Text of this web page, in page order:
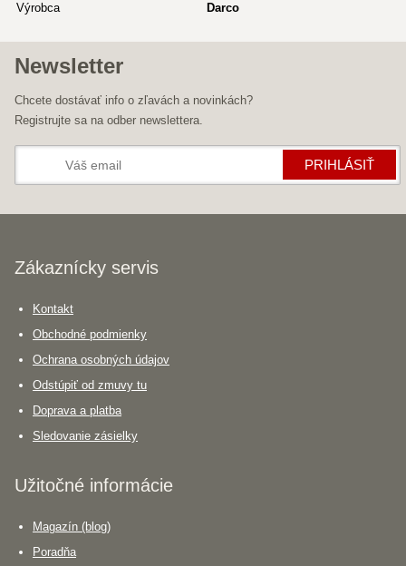
Výrobca
Darco
Newsletter
Chcete dostávať info o zľavách a novinkách?
Registrujte sa na odber newslettera.
PRIHLÁSIŤ
Zákaznícky servis
Kontakt
Obchodné podmienky
Ochrana osobných údajov
Odstúpiť od zmuvy tu
Doprava a platba
Sledovanie zásielky
Užitočné informácie
Magazín (blog)
Poradňa